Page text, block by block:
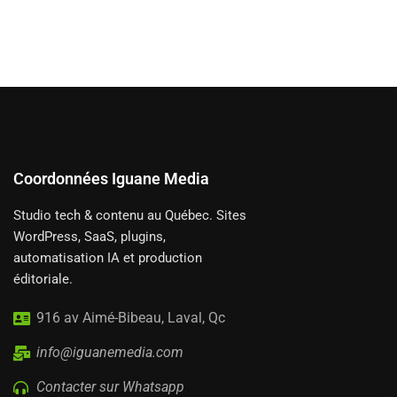
Coordonnées Iguane Media
Studio tech & contenu au Québec. Sites
WordPress, SaaS, plugins,
automatisation IA et production
éditoriale.
916 av Aimé-Bibeau, Laval, Qc
info@iguanemedia.com
Contacter sur Whatsapp